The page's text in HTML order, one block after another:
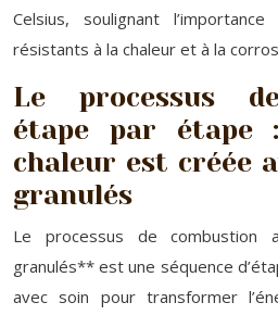
Celsius, soulignant
résistants à la chaleur et à la
Le processus
étape par étape
chaleur est créée
granulés
Le processus de combustion
granulés** est une séquence
avec soin pour transformer